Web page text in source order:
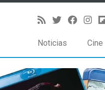
Noticias Cine